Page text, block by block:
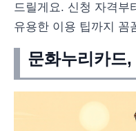
드릴게요. 신청 자격부
유용한 이용 팁까지 꼼
문화누리카드